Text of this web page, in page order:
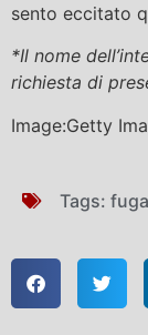
sento eccitato
*Il nome
richiesta di
Image:Getty
Tags: